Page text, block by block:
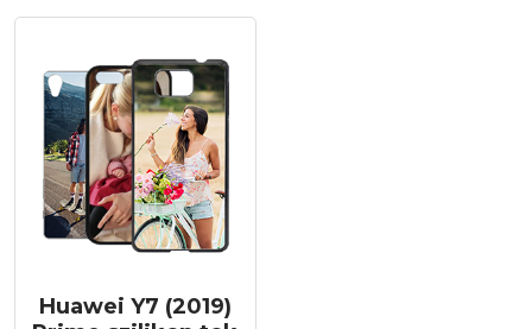
Huawei Y7 (2019)